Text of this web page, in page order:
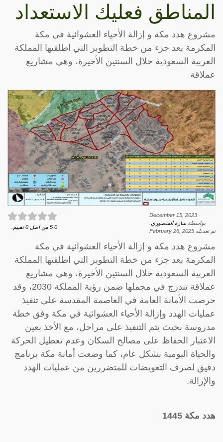
المناطق فعليك الاستعداد
مشروع هدد مكة و إزالة الأحياء العشوائية في مكة
المكرمة يعد جزء من خطة التطوير التي اطلقتها المملكة
العربية السعودية خلال السنتين الأخيرة، وهي مشاريع
عملاقة
December 15, 2023
بواسطةسارة المنصوري
تم تعديله February 26, 2025
0
5 من اصل 0 تقييم.
مشروع هدد مكة و إزالة الأحياء العشوائية في مكة
المكرمة يعد جزء من خطة التطوير التي اطلقتها المملكة
العربية السعودية خلال السنتين الأخيرة، وهي مشاريع
عملاقة تندرج في مجملها ضمن رؤية المملكة 2030، وقد
حرصت الأمانة العامة في العاصمة المقدسة على تنفيذ
عمليات الهدد وإزالة الأحياء العشوائية في مكة وفق خطة
مدروسة بحيث يتم التنفيذ على مراحل، مع الأخذ بعين
الاعتبار الحفاظ على مصالح السكان وعدم تعطيل الحركة
والحياة اليومية بشكل عام، كما وضعت أمانة مكة برنامج
دقيق لصرف التعويضات للمتضررين من عمليات الهدد
والإزالة.
هدد مكة 1445